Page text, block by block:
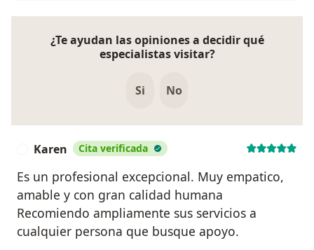
¿Te ayudan las opiniones a decidir qué
especialistas visitar?
Si No
Karen Cita verificada
Es un profesional excepcional. Muy empatico,
amable y con gran calidad humana
Recomiendo ampliamente sus servicios a
cualquier persona que busque apoyo.